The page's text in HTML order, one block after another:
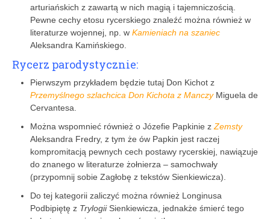
arturiańskich z zawartą w nich magią i tajemniczością.
Pewne cechy etosu rycerskiego znaleźć można również w
literaturze wojennej, np. w Kamieniach na szaniec
Aleksandra Kamińskiego.
Rycerz parodystycznie:
Pierwszym przykładem będzie tutaj Don Kichot z
Przemyślnego szlachcica Don Kichota z ManczyMiguela de
Cervantesa.
Można wspomnieć również o Józefie Papkinie z Zemsty
Aleksandra Fredry, z tym że ów Papkin jest raczej
kompromitacją pewnych cech postawy rycerskiej, nawiązuje
do znanego w literaturze żołnierza – samochwały
(przypomnij sobie Zagłobę z tekstów Sienkiewicza).
Do tej kategorii zaliczyć można również Longinusa
Podbipiętę z TrylogiiSienkiewicza, jednakże śmierć tego